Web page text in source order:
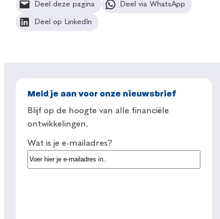
Deel deze pagina Deel via WhatsApp
Deel op LinkedIn
Meld je aan voor onze nieuwsbrief
Blijf op de hoogte van alle financiële
ontwikkelingen.
Wat is je e-mailadres?